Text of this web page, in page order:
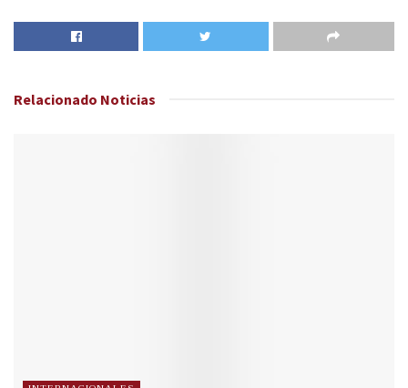
Relacionado Noticias